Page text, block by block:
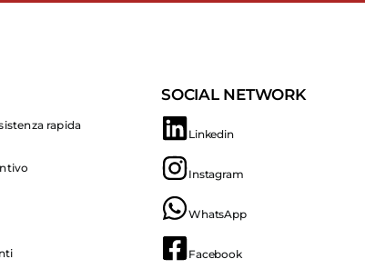
rapida
SOCIAL NETWORK
Linkedin
Instagram
WhatsApp
Facebook